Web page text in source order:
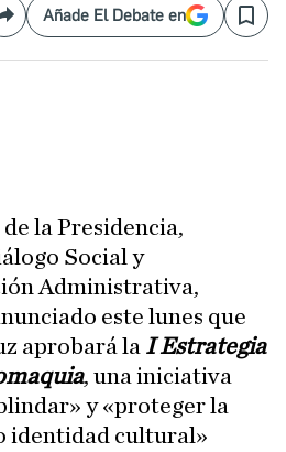
CompartirAñade El Debate en Save
la Presidencia,
Social y
Administrativa,
este lunes que
aprobará la I Estrategia
, una iniciativa
y «proteger la
identidad cultural»